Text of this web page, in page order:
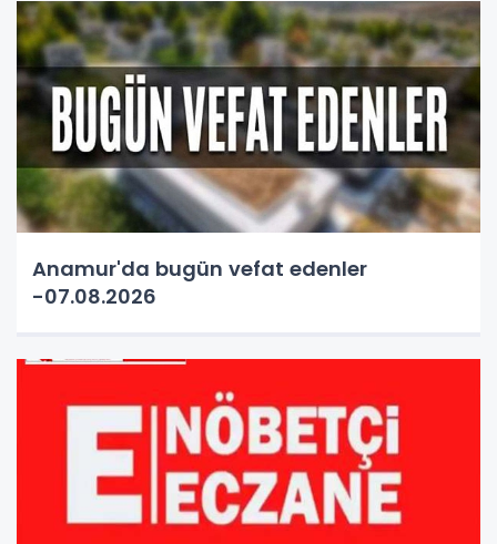
Anamur'da bugün vefat edenler
-07.08.2026